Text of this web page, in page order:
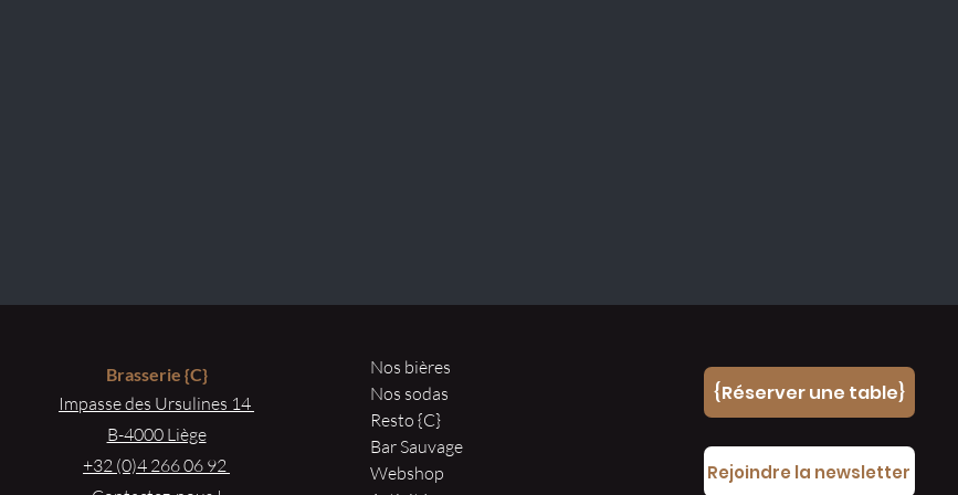
Brasserie{C}
Impasse des Ursulines 14
B-4000 Liège
+32 (0)4 266 06 92
Nos bières
Nos sodas
Resto {C}
Bar Sauvage
Webshop
{Réserver une table}
Rejoindre la newsletter